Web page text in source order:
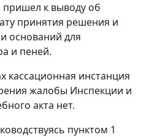
пришел к выводу об
принятия решения и
оснований для
и пеней.
кассационная инстанция
жалобы Инспекции и
акта нет.
пунктом 1